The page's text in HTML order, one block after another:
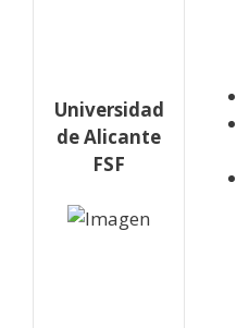
Universidad
de Alicante
FSF